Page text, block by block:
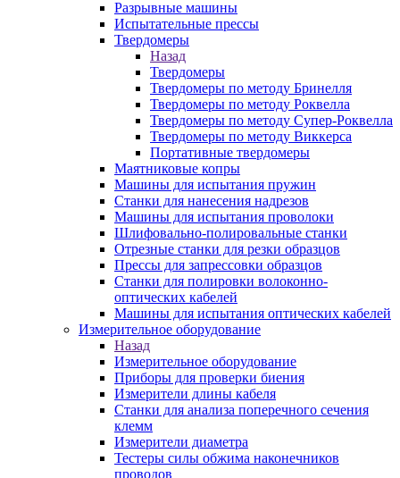
Разрывные машины
Испытательные прессы
Твердомеры
Назад
Твердомеры
Твердомеры по методу Бринелля
Твердомеры по методу Роквелла
Твердомеры по методу Супер-Роквелла
Твердомеры по методу Виккерса
Портативные твердомеры
Маятниковые копры
Машины для испытания пружин
Станки для нанесения надрезов
Машины для испытания проволоки
Шлифовально-полировальные станки
Отрезные станки для резки образцов
Прессы для запрессовки образцов
Станки для полировки волоконно-
оптических кабелей
Машины для испытания оптических кабелей
Измерительное оборудование
Назад
Измерительное оборудование
Приборы для проверки биения
Измерители длины кабеля
Станки для анализа поперечного сечения
клемм
Измерители диаметра
Тестеры силы обжима наконечников
проводов